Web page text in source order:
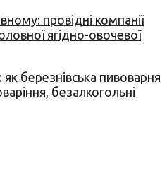
провідні компанії
ягідно-овочевої
березнівська пивоварня
безалкогольні